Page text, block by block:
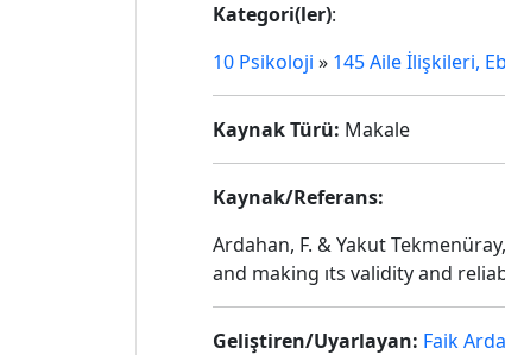
Kategori(ler):
10 Psikoloji » 145 Aile İlişkileri,
Kaynak Türü: Makale
Kaynak/Referans:
Ardahan, F. & Yakut
and making ıts validity and
Geliştiren/Uyarlayan: Faik